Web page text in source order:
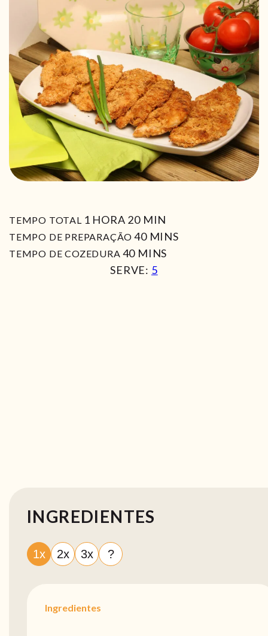
TEMPO TOTAL 1 HORA
HORA 20MIN
MIN
TEMPO DE PREPARAÇÃO 40MIN
MINS
TEMPO DE COZEDURA 40MIN
MINS
SERVE: 5
INGREDIENTES
1x 2x 3x ?
Ingredientes